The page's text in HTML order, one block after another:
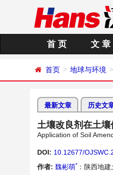
首 页 文 章
首页 地球与环境
最新文章 历史文
土壤改良剂在土
Application of Soil
DOI: 10.12677/
作者: 魏彬萌* ：陕西地